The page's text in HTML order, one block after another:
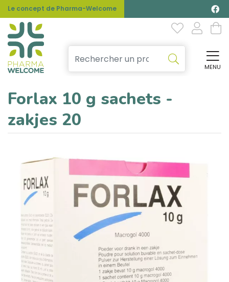
Le concept de Pharma-Welcome
MENU
Forlax 10 g sachets -
zakjes 20